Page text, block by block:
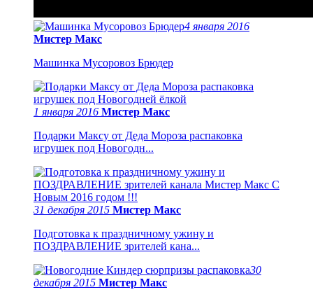
4 января 2016
Мистер Макс
Машинка Мусоровоз Брюдер
1 января 2016 Мистер Макс
Подарки Максу от Деда Мороза распаковка
игрушек под Новогодн...
31 декабря 2015 Мистер Макс
Подготовка к праздничному ужину и
ПОЗДРАВЛЕНИЕ зрителей кана...
30
декабря 2015 Мистер Макс